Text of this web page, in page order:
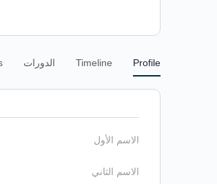
Profile
Timeline الدورات
الاسم الأول
الاسم الثاني